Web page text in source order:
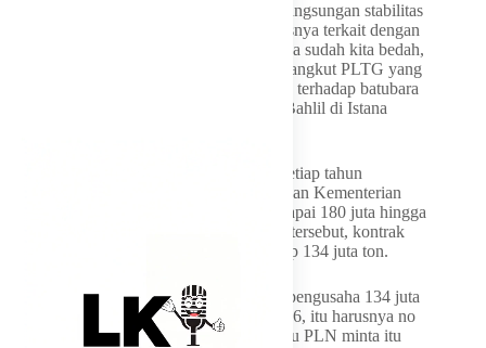
“Kami juga tadi membahas tentang keberlangsungan stabilitas
pelayanan PLN kepada masyarakat khususnya terkait dengan
listrik. Dan tadi, sama-sama Dirut PLN juga sudah kita bedah,
ada tiga masalah. Satunya itu adalah menyangkut PLTG yang
di awal. Yang kedua itu adalah pemenuhan terhadap batubara
high calorie yang medium,” kata Menteri Bahlil di Istana
Ia merinci, total konsumsi batubara PLN setiap tahun
mencapai 154 juta ton, sedangkan penugasan Kementerian
ESDM kepada perusahaan tambang mencapai 180 juta hingga
190 juta ton. Dari total volume penugasan tersebut, kontrak
yang sudah diikat oleh PLN baru menyerap 134 juta ton.
“Sebenarnya secara kontrak PLN dengan pengusaha 134 juta
untuk satu tahun, sekarang kan baru bulan 6, itu harusnya no
issue. Ternyata yang PLN keluhkan itu atau PLN minta itu